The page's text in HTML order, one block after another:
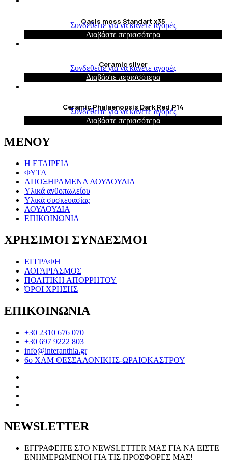
Oasis moss Standart x35
Συνδεθείτε για να κάνετε αγορές
Διαβάστε περισσότερα
Ceramic silver
Συνδεθείτε για να κάνετε αγορές
Διαβάστε περισσότερα
Ceramic Phalaenopsis Dark Red P14
Συνδεθείτε για να κάνετε αγορές
Διαβάστε περισσότερα
ΜΕΝΟΥ
Η ΕΤΑΙΡΕΙΑ
ΦΥΤΑ
ΑΠΟΞΗΡΑΜΕΝΑ ΛΟΥΛΟΥΔΙΑ
Υλικά ανθοπωλείου
Υλικά συσκευασίας
ΛΟΥΛΟΥΔΙΑ
ΕΠΙΚΟΙΝΩΝΙΑ
ΧΡΗΣΙΜΟΙ ΣΥΝΔΕΣΜΟΙ
ΕΓΓΡΑΦΗ
ΛΟΓΑΡΙΑΣΜΟΣ
ΠΟΛΙΤΙΚΗ ΑΠΟΡΡΗΤΟΥ
ΌΡΟΙ ΧΡΗΣΗΣ
ΕΠΙΚΟΙΝΩΝΙΑ
+30 2310 676 070
+30 697 9222 803
info@interanthia.gr
6ο ΧΛΜ ΘΕΣΣΑΛΟΝΙΚΗΣ-ΩΡΑΙΟΚΑΣΤΡΟΥ
NEWSLETTER
ΕΓΓΡΑΦΕΙΤΕ ΣΤΟ NEWSLETTER ΜΑΣ ΓΙΑ ΝΑ ΕΙΣΤΕ
ΕΝΗΜΕΡΩΜΕΝΟΙ ΓΙΑ ΤΙΣ ΠΡΟΣΦΟΡΕΣ ΜΑΣ!